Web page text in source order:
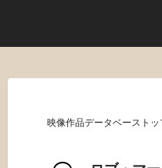
映像作品データベーストッ